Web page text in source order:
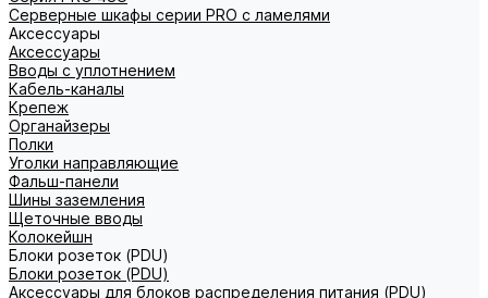
Серверные шкафы серии PRO с ламелями
Аксессуары
Аксессуары
Вводы с уплотнением
Кабель-каналы
Крепеж
Органайзеры
Полки
Уголки направляющие
Фальш-панели
Шины заземления
Щеточные вводы
Колокейшн
Блоки розеток (PDU)
Блоки розеток (PDU)
Аксессуары для блоков распределения питания (PDU)